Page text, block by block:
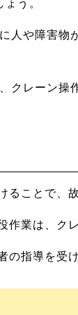
う。
人や障害物
クレーン操
ることで、
作業は、ク
の指導を受